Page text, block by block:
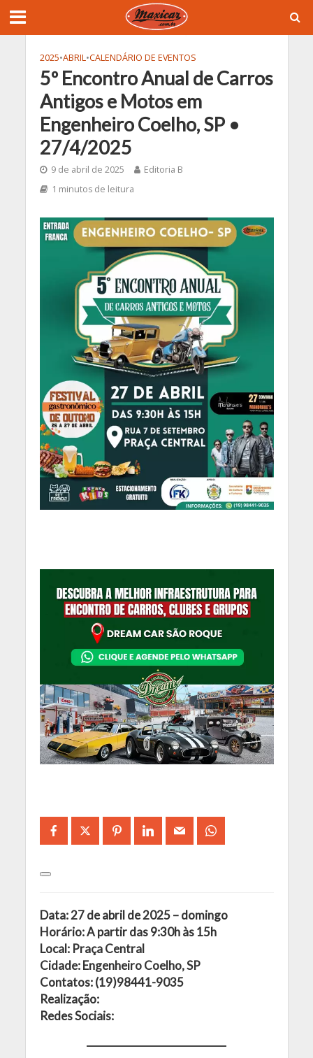
2025•ABRIL•CALENDÁRIO DE EVENTOS
5º Encontro Anual de Carros
Antigos e Motos em
Engenheiro Coelho, SP •
27/4/2025
9 de abril de 2025
Editoria B
1 minutos de leitura
Data: 27 de abril de 2025 – domingo
Horário: A partir das 9:30h às 15h
Local: Praça Central
Cidade: Engenheiro Coelho, SP
Contatos: (19)98441-9035
Realização:
Redes Sociais: